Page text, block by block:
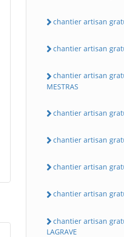
chantier artisan
chantier artisan
chantier artisan
MESTRAS
chantier artisan
chantier artisan
chantier artisan
chantier artisan
chantier artisan
LAGRAVE